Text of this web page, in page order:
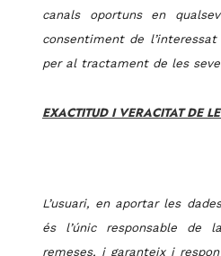
canals oportuns en
consentiment de
per al tractament de les
EXACTITUD I VERACITAT DE
L’usuari, en aportar les
és l’únic responsable de
remeses, i garanteix i